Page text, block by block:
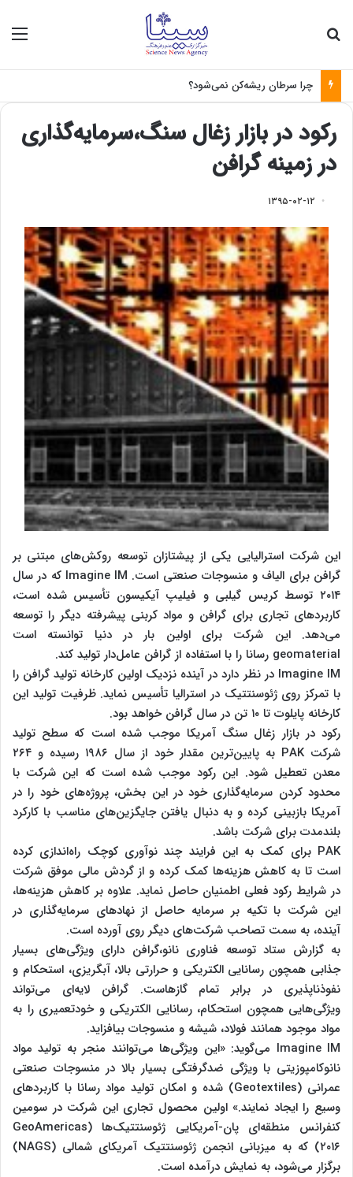
چرا سرطان ریشه‌کن نمی‌شود؟
رکود در بازار زغال سنگ،سرمایه‌گذاری
در زمینه گرافن
۱۳۹۵-۰۲-۱۲
این شرکت استرالیایی یکی از پیشتازان توسعه روکش‌های مبتنی بر
گرافن برای الیاف و منسوجات صنعتی است. Imagine IM که در سال
۲۰۱۴ توسط کریس گیلبی و فیلیپ آیکیسون تأسیس شده است،
کاربردهای تجاری برای گرافن و مواد کربنی پیشرفته دیگر را توسعه
می‌دهد. این شرکت برای اولین بار در دنیا توانسته است
geomaterial رسانا را با استفاده از گرافن عامل‌دار تولید کند.
Imagine IM در نظر دارد در آینده نزدیک اولین کارخانه تولید گرافن را
با تمرکز روی ژئوسنتتیک در استرالیا تأسیس نماید. ظرفیت تولید این
کارخانه پایلوت تا ۱۰ تن در سال گرافن خواهد بود.
رکود در بازار زغال سنگ آمریکا موجب شده است که سطح تولید
شرکت PAK به پایین‌ترین مقدار خود از سال ۱۹۸۶ رسیده و ۲۶۴
معدن تعطیل شود. این رکود موجب شده است که این شرکت با
محدود کردن سرمایه‌گذاری خود در این بخش، پروژه‌های خود را در
آمریکا بازبینی کرده و به دنبال یافتن جایگزین‌های مناسب با کارکرد
بلندمدت برای شرکت باشد.
PAK برای کمک به این فرایند چند نوآوری کوچک راه‌اندازی کرده
است تا به کاهش هزینه‌ها کمک کرده و از گردش مالی موفق شرکت
در شرایط رکود فعلی اطمنیان حاصل نماید. علاوه بر کاهش هزینه‌ها،
این شرکت با تکیه بر سرمایه حاصل از نهادهای سرمایه‌گذاری در
آینده، به سمت تصاحب شرکت‌های دیگر روی آورده است.
به گزارش ستاد توسعه فناوری نانو،گرافن دارای ویژگی‌های بسیار
جذابی همچون رسانایی الکتریکی و حرارتی بالا، آبگریزی، استحکام و
نفوذناپذیری در برابر تمام گازهاست. گرافن لایه‌ای می‌تواند
ویژگی‌هایی همچون استحکام، رسانایی الکتریکی و خودتعمیری را به
مواد موجود همانند فولاد، شیشه و منسوجات بیافزاید.
Imagine IM می‌گوید: «این ویژگی‌ها می‌توانند منجر به تولید مواد
نانوکامپوزیتی با ویژگی ضدگرفتگی بسیار بالا در منسوجات صنعتی
عمرانی (Geotextiles) شده و امکان تولید مواد رسانا با کاربردهای
وسیع را ایجاد نمایند.» اولین محصول تجاری این شرکت در سومین
کنفرانس منطقه‌ای پان-آمریکایی ژئوسنتتیک‌ها (GeoAmericas
۲۰۱۶) که به میزبانی انجمن ژئوسنتتیک آمریکای شمالی (NAGS)
برگزار می‌شود، به نمایش درآمده است.